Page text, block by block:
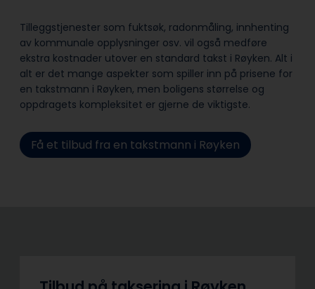
Tilleggstjenester som fuktsøk, radonmåling, innhenting
av kommunale opplysninger osv. vil også medføre
ekstra kostnader utover en standard takst i Røyken. Alt i
alt er det mange aspekter som spiller inn på prisene for
en takstmann i Røyken, men boligens størrelse og
oppdragets kompleksitet er gjerne de viktigste.
Få et tilbud fra en takstmann i Røyken